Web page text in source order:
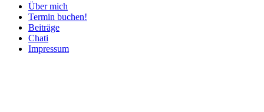
Über mich
Termin buchen!
Beiträge
Chati
Impressum